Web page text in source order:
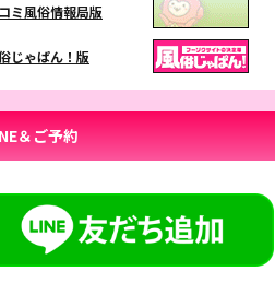
ミ風俗情報局版
じゃぱん！版
＆ご予約